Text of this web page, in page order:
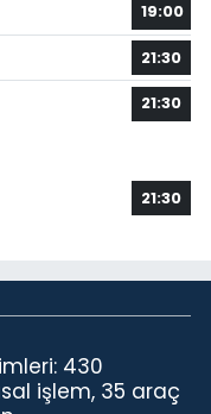
19:00
21:30
21:30
21:30
430
işlem, 35 araç